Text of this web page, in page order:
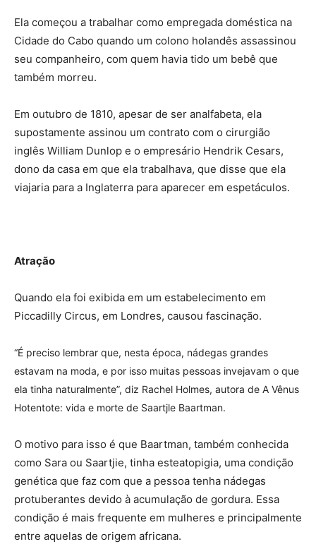
Ela começou a trabalhar como empregada doméstica na
Cidade do Cabo quando um colono holandês assassinou
seu companheiro, com quem havia tido um bebê que
também morreu.
Em outubro de 1810, apesar de ser analfabeta, ela
supostamente assinou um contrato com o cirurgião
inglês William Dunlop e o empresário Hendrik Cesars,
dono da casa em que ela trabalhava, que disse que ela
viajaria para a Inglaterra para aparecer em espetáculos.
Atração
Quando ela foi exibida em um estabelecimento em
Piccadilly Circus, em Londres, causou fascinação.
“É preciso lembrar que, nesta época, nádegas grandes
estavam na moda, e por isso muitas pessoas invejavam o que
ela tinha naturalmente”, diz Rachel Holmes, autora de A Vênus
Hotentote: vida e morte de Saartjle Baartman.
O motivo para isso é que Baartman, também conhecida
como Sara ou Saartjie, tinha esteatopigia, uma condição
genética que faz com que a pessoa tenha nádegas
protuberantes devido à acumulação de gordura. Essa
condição é mais frequente em mulheres e principalmente
entre aquelas de origem africana.